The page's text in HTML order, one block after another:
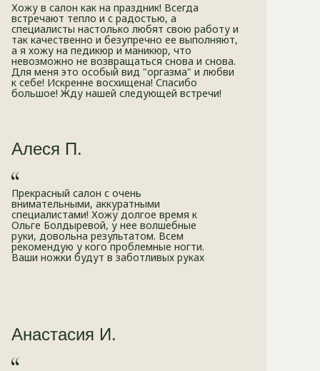
Хожу в салон как на праздник! Всегда
встречают тепло и с радостью, а
специалисты настолько любят свою работу и
так качественно и безупречно ее выполняют,
а я хожу на педикюр и маникюр, что
невозможно не возвращаться снова и снова.
Для меня это особый вид "оргазма" и любви
к себе! Искренне восхищена! Спасибо
большое! Жду нашей следующей встречи!
Алеся П.
Прекрасный салон с очень
внимательными, аккуратными
специалистами! Хожу долгое время к
Ольге Болдыревой, у нее волшебные
руки, довольна результатом. Всем
рекомендую у кого проблемные ногти.
Ваши ножки будут в заботливых руках
Анастасия И.